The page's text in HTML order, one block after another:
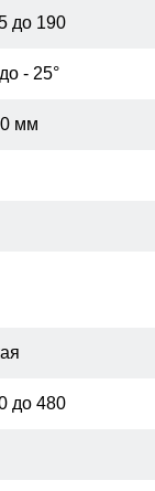
до 190
- 25°
мм
до 480